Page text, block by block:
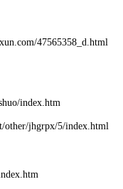
47565358_d.html
index.htm
other/jhgrpx/5/index.html